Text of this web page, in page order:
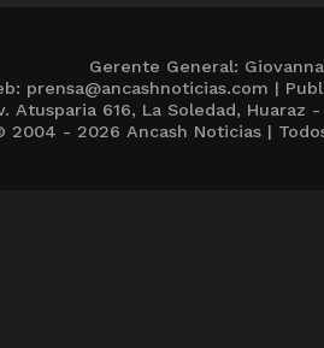
Gerente General:
prensa@ancashnoticias.com |
Atusparia 616, La Soledad, Huaraz
2004 - 2026 Ancash Noticias |